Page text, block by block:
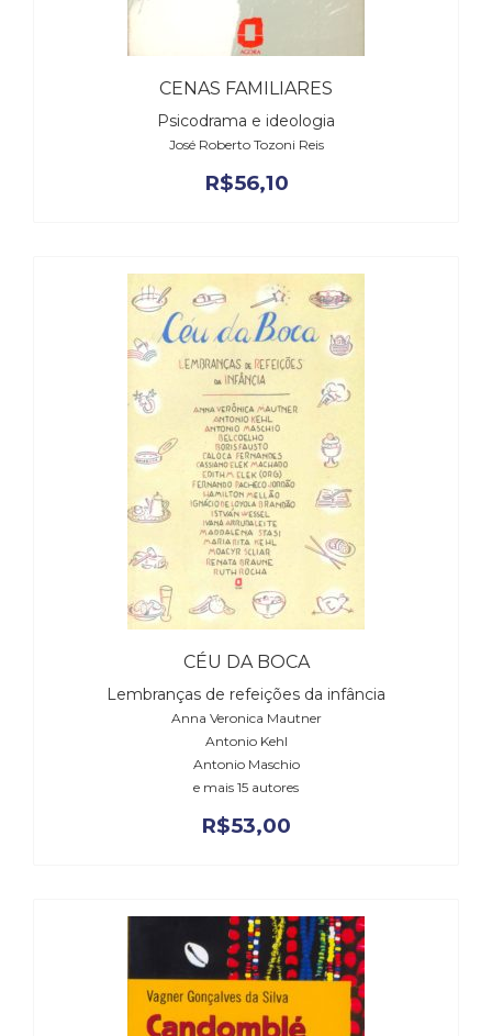
CENAS FAMILIARES
Psicodrama e ideologia
José Roberto Tozoni Reis
R$56,10
CÉU DA BOCA
Lembranças de refeições da infância
Anna Veronica Mautner
Antonio Kehl
Antonio Maschio
e mais 15 autores
R$53,00